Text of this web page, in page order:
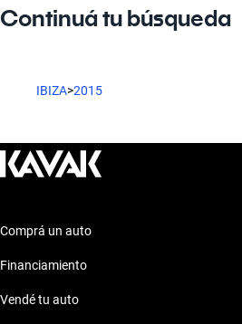
Continuá tu búsqueda
IBIZA>2015
Comprá un auto
Financiamiento
Vendé tu auto